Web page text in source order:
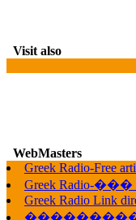
Visit also
WebMasters
Greek Radio-Free
Greek Radio-
Greek Radio Link
���������